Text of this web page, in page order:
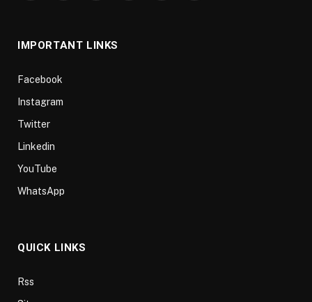
IMPORTANT LINKS
Facebook
Instagram
Twitter
Linkedin
YouTube
WhatsApp
QUICK LINKS
Rss